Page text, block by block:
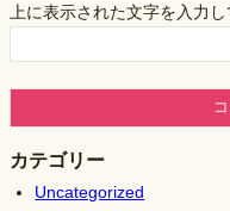
上に表示された文字を入力し
カテゴリー
Uncategorized